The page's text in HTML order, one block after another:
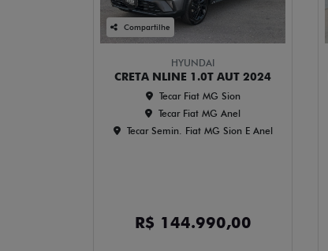
Compartilhe
HYUNDAI
CRETA NLINE 1.0T AUT 2024
Tecar Fiat MG Sion
Tecar Fiat MG Anel
Tecar Semin. Fiat MG Sion E Anel
R$ 144.990,00